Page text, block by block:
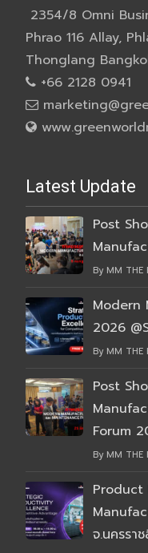
2354/8 Omni
Phrao 116 Allay,
Thonglang
+66 2128 0941
Latest Update
Post
By MM THE
Modern
2026
By MM THE
Post
Forum
By MM THE
Product
จ.นครรา